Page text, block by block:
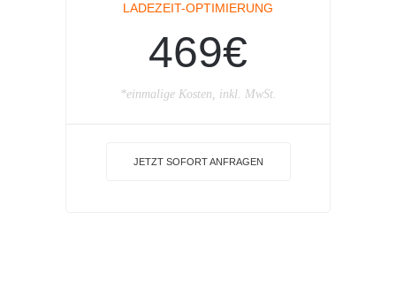
LADEZEIT-OPTIMIERUNG
469€
*einmalige Kosten, inkl. MwSt.
JETZT SOFORT ANFRAGEN